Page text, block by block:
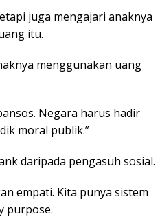
juga mengajari anaknya
itu.
menggunakan uang
Negara harus hadir
moral publik.”
daripada pengasuh sosial.
empati. Kita punya sistem
purpose.